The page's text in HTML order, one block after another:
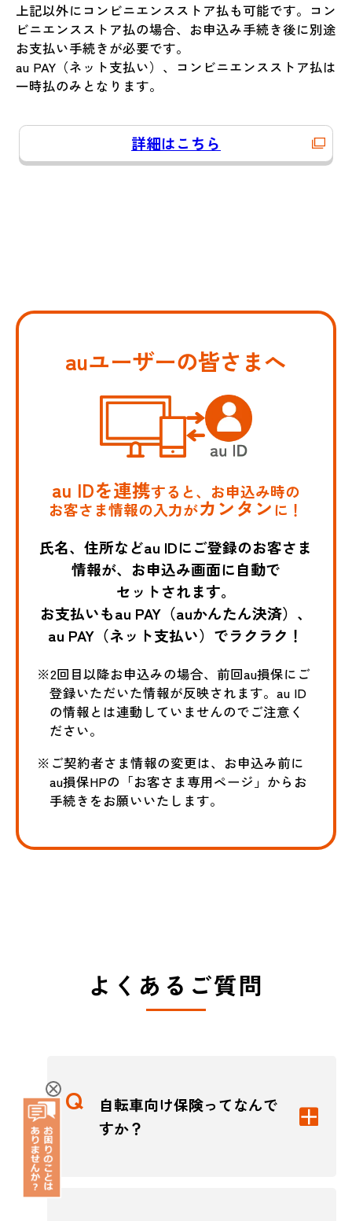
上記以外にコンビニエンスストア払も可能です。コン
ビニエンスストア払の場合、お申込み手続き後に別途
お支払い手続きが必要です。
au PAY（ネット支払い）、コンビニエンスストア払は
一時払のみとなります。
詳細はこちら
auユーザーの皆さまへ
au IDを連携すると、お申込み時の
お客さま情報の入力がカンタンに！
氏名、住所などau IDにご登録のお客さま
情報が、お申込み画面に自動で
セットされます。
お支払いもau PAY（auかんたん決済）、
au PAY（ネット支払い）でラクラク！
※2回目以降お申込みの場合、前回au損保にご
登録いただいた情報が反映されます。au ID
の情報とは連動していませんのでご注意く
ださい。
※ご契約者さま情報の変更は、お申込み前に
au損保HPの「お客さま専用ページ」からお
手続きをお願いいたします。
よくあるご質問
自転車向け保険ってなんで
すか？